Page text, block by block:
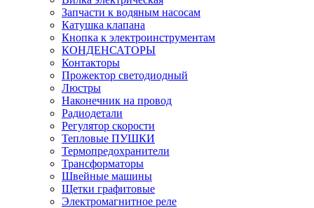
Запчасти к водяным насосам
Катушка клапана
Кнопка к электроинструментам
КОНДЕНСАТОРЫ
Контакторы
Прожектор светодиодный
Люстры
Наконечник на провод
Радиодетали
Регулятор скорости
Тепловые ПУШКИ
Термопредохранители
Трансформаторы
Швейные машины
Щетки графитовые
Электромагнитное реле